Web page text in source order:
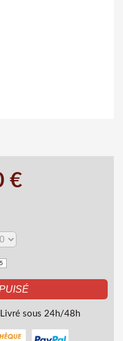
€
Livré sous 24h/48h